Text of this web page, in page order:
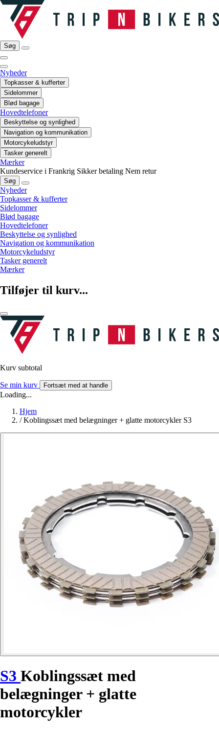
Søg
Nyheder
Topkasser & kufferter
Sidelommer
Blød bagage
Hovedtelefoner
Beskyttelse og synlighed
Navigation og kommunikation
Motorcykeludstyr
Tasker generelt
Mærker
Kundeservice i Frankrig Sikker betaling Nem retur
Søg
Nyheder
Topkasser & kufferter
Sidelommer
Blød bagage
Hovedtelefoner
Beskyttelse og synlighed
Navigation og kommunikation
Motorcykeludstyr
Tasker generelt
Mærker
Tilføjer til kurv...
Kurv subtotal
Se min kurv Fortsæt med at handle
Loading...
Hjem
/ Koblingssæt med belægninger + glatte motorcykler S3
S3 Koblingssæt med
belægninger + glatte
motorcykler